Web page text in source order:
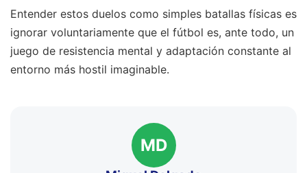
Entender estos duelos como simples batallas físicas es
ignorar voluntariamente que el fútbol es, ante todo, un
juego de resistencia mental y adaptación constante al
entorno más hostil imaginable.
MD